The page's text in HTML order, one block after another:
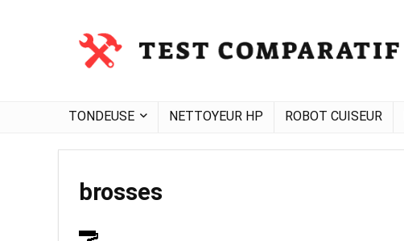
TONDEUSE NETTOYEUR HP ROBOT CUISEUR
brosses